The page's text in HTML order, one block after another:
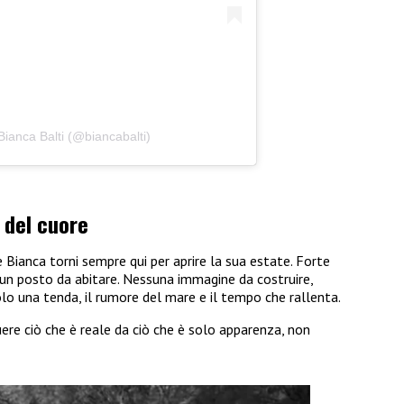
Balti (@biancabalti)
cuore
torni sempre qui per aprire la sua estate. Forte
posto da abitare. Nessuna immagine da costruire,
una tenda, il rumore del mare e il tempo che rallenta.
ciò che è reale da ciò che è solo apparenza, non